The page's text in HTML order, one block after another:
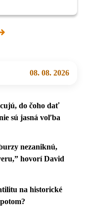
08. 08. 2026
do čoho dať
sú jasná voľba
nezaniknú,
hovorí David
na historické